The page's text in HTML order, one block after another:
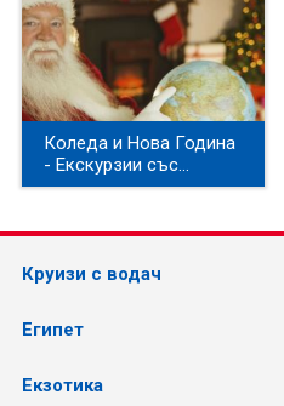
0700 18 308
Коледа и Нова Година
- Eкскурзии със
самолет
Круизи с водач
Египет
Екзотика